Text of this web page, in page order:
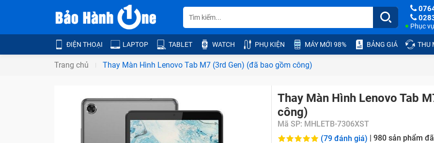
Phục
ĐIỆN THOẠI LAPTOP TABLET WATCH PHỤ KIỆN MÁY MỚI 98% BẢNG GIÁ THU
Trang chủ Thay Màn Hình Lenovo Tab M7 (3rd Gen) (đã bao gồm công)
Thay Màn Hình Lenovo Tab
công)
Mã SP: MHLETB-7306XST
(79 đánh giá) | 980 sản phẩm